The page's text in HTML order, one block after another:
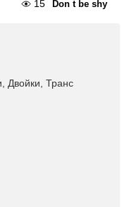
15 Don t be shy
Транс